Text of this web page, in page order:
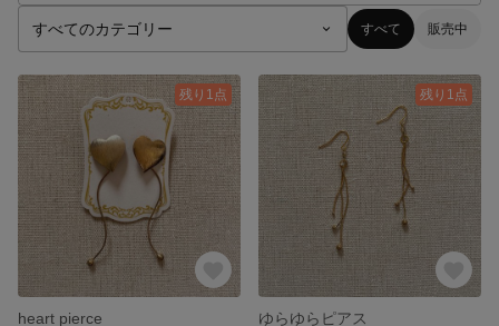
すべて 販売中
残り1点
heart pierce
残り1点
ゆらゆらピアス